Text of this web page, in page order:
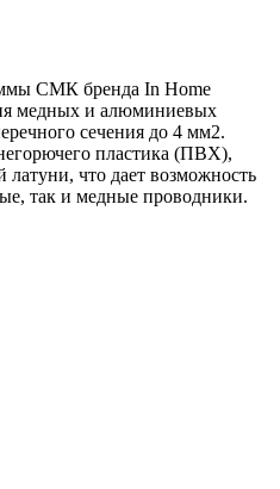
СМК бренда In Home
медных и алюминиевых
сечения до 4 мм2.
пластика (ПВХ),
латуни, что дает возможность
так и медные проводники.